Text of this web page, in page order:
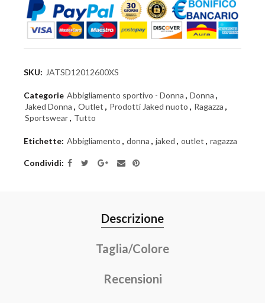
SKU: JATSD12012600XS
Categorie Abbigliamento sportivo - Donna , Donna ,
Jaked Donna , Outlet , Prodotti Jaked nuoto , Ragazza ,
Sportswear, Tutto
Etichette: Abbigliamento , donna , jaked , outlet , ragazza
Condividi
Descrizione
Taglia/Colore
Recensioni